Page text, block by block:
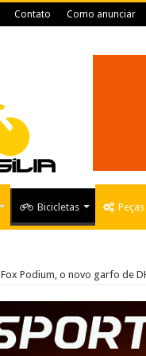
Contato Como anunciar
Bicicletas
Fox Podium, o novo garfo de